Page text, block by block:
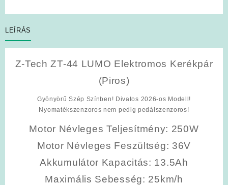
LEÍRÁS
Z-Tech ZT-44 LUMO Elektromos Kerékpár
(Piros)
Gyönyörű Szép Színben! Divatos 2026-os Modell!
Nyomatékszenzoros nem pedig pedálszenzoros!
Motor Névleges Teljesítmény: 250W
Motor Névleges Feszültség: 36V
Akkumulátor Kapacitás: 13.5Ah
Maximális Sebesség: 25km/h